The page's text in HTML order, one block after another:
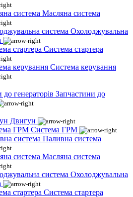
Масляна система
Охолоджувальна
Система стартера
Система керування
Запчастини до
Двигун
Система ГРМ
Паливна система
Масляна система
Охолоджувальна
Система стартера